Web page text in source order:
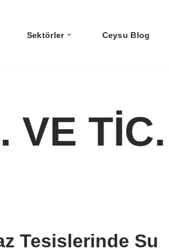
Sektörler Ceysu Blog
VE TİC.
Tesislerinde Su